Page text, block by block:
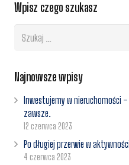
Wpisz czego szukasz
Szukaj:
Najnowsze wpisy
Inwestujemy w nieruchomości
zawsze.
12 czerwca 2023
Po długiej przerwie w aktywności.
4 czerwca 2023